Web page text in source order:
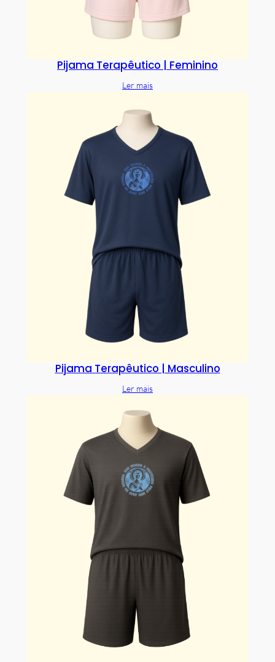
Pijama Terapêutico | Feminino
Ler mais
Pijama Terapêutico | Masculino
Ler mais